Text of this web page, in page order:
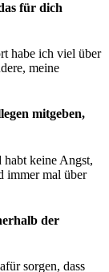
für dich
habe ich viel über
meine
mitgeben,
habt keine Angst,
immer mal über
der
sorgen, dass